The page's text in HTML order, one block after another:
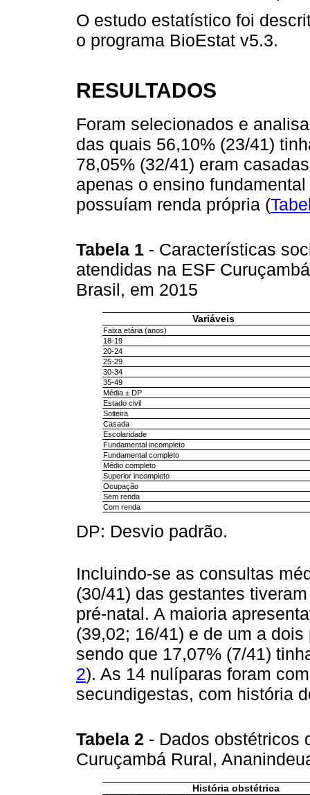
O estudo estatístico foi
o programa BioEstat v5.3.
RESULTADOS
Foram selecionados e
das quais 56,10% (23/41)
78,05% (32/41) eram
apenas o ensino
possuíam renda própria (
Tabela 1 - Características
atendidas na ESF
Brasil, em 2015
Variáveis
Faixa etária (anos)
18-19
20-24
25-29
30-34
35-49
Média ± DP
Estado civil
Solteira
Casada
Escolaridade
Fundamental incompleto
Fundamental completo
Médio completo
Superior incompleto
Ocupação
Sem renda
Com renda
DP: Desvio padrão.
Incluindo-se as consultas
(30/41) das gestantes
pré-natal. A maioria
(39,02; 16/41) e de um a
sendo que 17,07% (7/41)
2). As 14 nulíparas foram
secundigestas, com história
Tabela 2 - Dados obstétricos
Curuçambá Rural,
História obstétrica